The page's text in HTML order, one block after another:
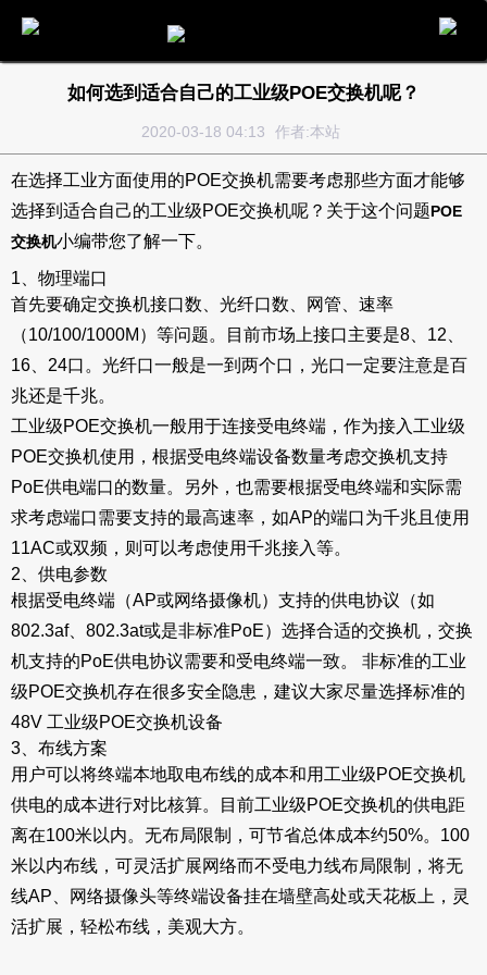
如何选到适合自己的工业级POE交换机呢？
2020-03-18 04:13 作者:本站
在选择工业方面使用的POE交换机需要考虑那些方面才能够
选择到适合自己的工业级POE交换机呢？关于这个问题POE
交换机小编带您了解一下。
1、物理端口
首先要确定交换机接口数、光纤口数、网管、速率
（10/100/1000M）等问题。目前市场上接口主要是8、12、
16、24口。光纤口一般是一到两个口，光口一定要注意是百
兆还是千兆。
工业级POE交换机一般用于连接受电终端，作为接入工业级
POE交换机使用，根据受电终端设备数量考虑交换机支持
PoE供电端口的数量。另外，也需要根据受电终端和实际需
求考虑端口需要支持的最高速率，如AP的端口为千兆且使用
11AC或双频，则可以考虑使用千兆接入等。
2、供电参数
根据受电终端（AP或网络摄像机）支持的供电协议（如
802.3af、802.3at或是非标准PoE）选择合适的交换机，交换
机支持的PoE供电协议需要和受电终端一致。 非标准的工业
级POE交换机存在很多安全隐患，建议大家尽量选择标准的
48V 工业级POE交换机设备
3、布线方案
用户可以将终端本地取电布线的成本和用工业级POE交换机
供电的成本进行对比核算。目前工业级POE交换机的供电距
离在100米以内。无布局限制，可节省总体成本约50%。100
米以内布线，可灵活扩展网络而不受电力线布局限制，将无
线AP、网络摄像头等终端设备挂在墙壁高处或天花板上，灵
活扩展，轻松布线，美观大方。
电话 留言